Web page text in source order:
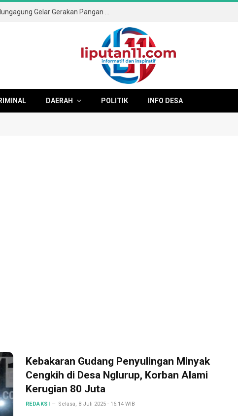
DAERAH POLITIK INFO DESA
Kebakaran Gudang Penyulingan Minyak
Cengkih di Desa Nglurup, Korban Alami
Kerugian 80 Juta
REDAKSI Selasa, 8 Juli 2025 - 16:14 WIB